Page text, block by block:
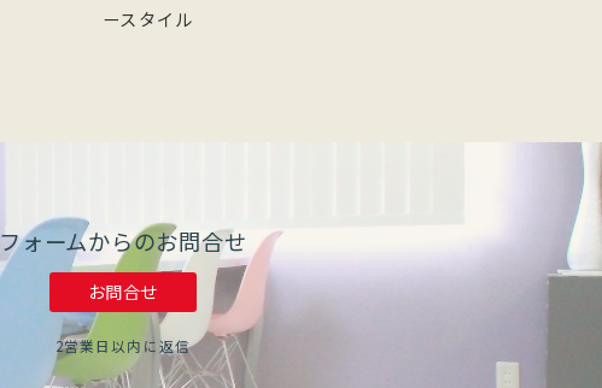
ースタイル
フォームからのお問合せ
お問合せ
2営業日以内に返信